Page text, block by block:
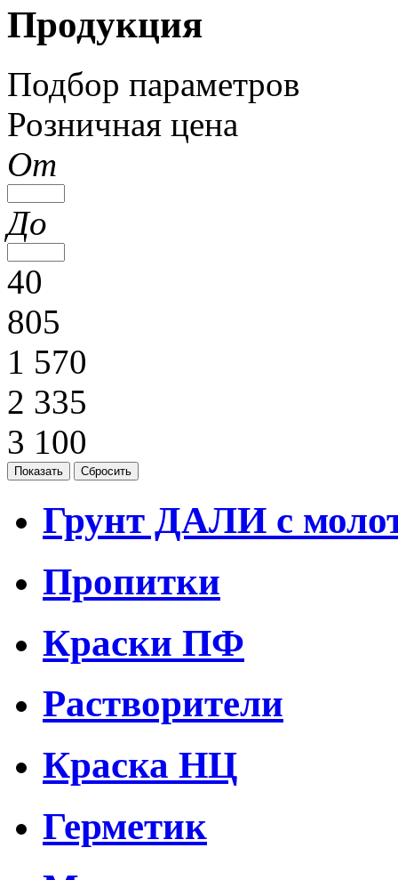
Продукция
Подбор параметров
Розничная цена
От
До
40
805
1 570
2 335
3 100
Грунт ДАЛИ с
Пропитки
Краски ПФ
Растворители
Краска НЦ
Герметик